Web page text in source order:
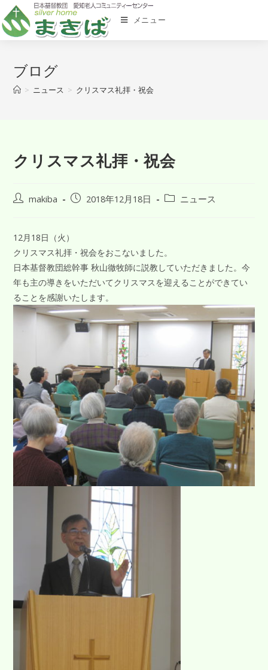
メニュー
ブログ
> ニュース > クリスマス礼拝・祝会
クリスマス礼拝・祝会
makiba 2018年12月18日 ニュース
12月18日（火）
クリスマス礼拝・祝会をおこないました。
日本基督教団総幹事 秋山徹牧師に説教していただきました。今
年も主の導きをいただいてクリスマスを迎えることができてい
ることを感謝いたします。